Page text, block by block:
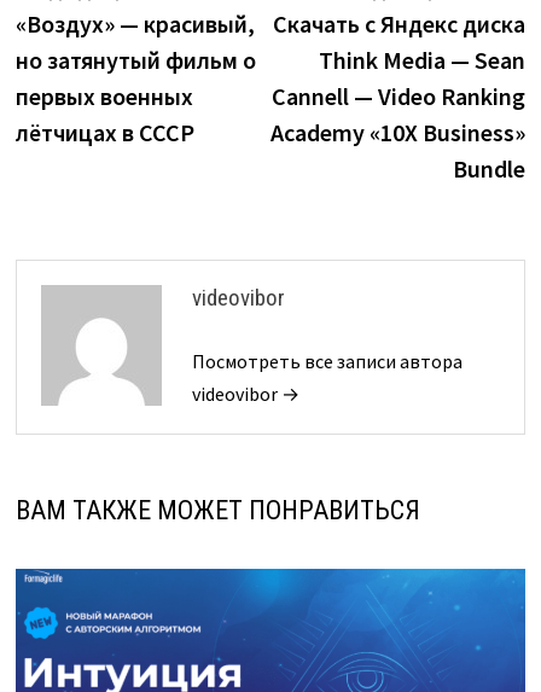
по
записям
запись:
«Воздух» — красивый,
но затянутый фильм о
первых военных
лётчицах в СССР
Скачать с Яндекс диска
Think Media — Sean
Cannell — Video Ranking
Academy «10X Business»
Bundle
videovibor
Посмотреть все записи автора
videovibor →
ВАМ ТАКЖЕ МОЖЕТ ПОНРАВИТЬСЯ